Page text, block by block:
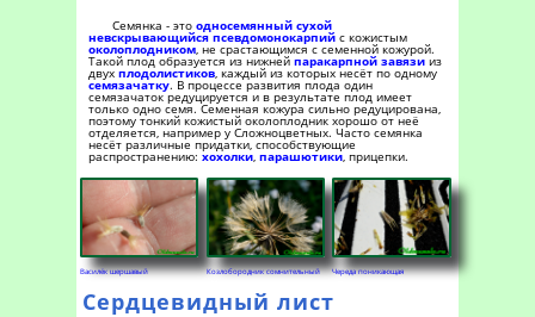
Семянка - это односемянный сухой
невскрывающийся псевдомонокарпий с кожистым
околоплодником, не срастающимся с семенной кожурой.
Такой плод образуется из нижней паракарпной завязи из
двух плодолистиков, каждый из которых несёт по одному
семязачатку. В процессе развития плода один
семязачаток редуцируется и в результате плод имеет
только одно семя. Семенная кожура сильно редуцирована,
поэтому тонкий кожистый околоплодник хорошо от неё
отделяется, например у Сложноцветных. Часто семянка
несёт различные придатки, способствующие
распространению: хохолки, парашютики, прицепки.
Василёк шершавый Козлобородник сомнительный Череда поникающая
Сердцевидный лист